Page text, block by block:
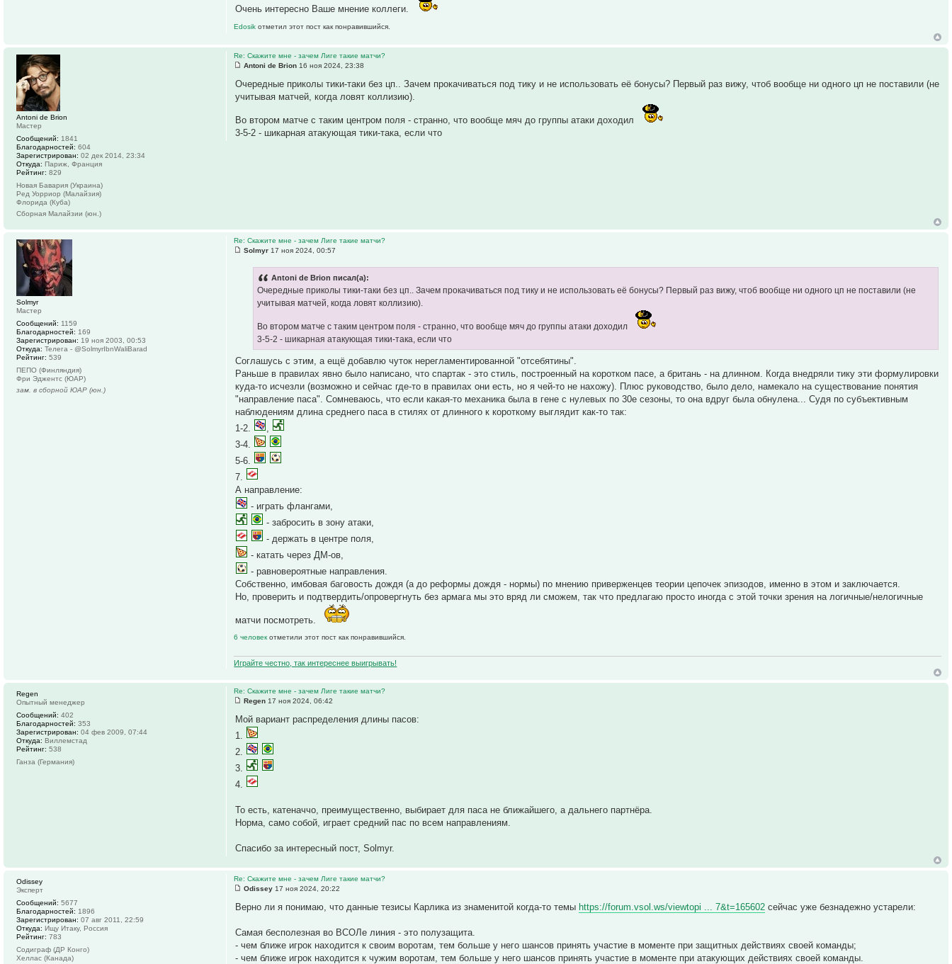
Очень интересно Ваше мнение коллеги.
Edosikотметил этот пост как понравившийся.
Re: Скажите мне - зачем Лиге такие матчи?
Antoni de Brion 16 ноя 2024, 23:38
Очередные приколы тики-таки без цп.. Зачем прокачиваться под тику и не использовать её бонусы? Первый раз вижу, чтоб вообще ни одного цп не поставили (не
учитывая матчей, когда ловят коллизию).
Во втором матче с таким центром поля - странно, что вообще мяч до группы атаки доходил
3-5-2 - шикарная атакующая тики-така, если что
Antoni de Brion
Мастер
Сообщений: 1841
Благодарностей: 604
Зарегистрирован: 02 дек 2014, 23:34
Откуда: Париж, Франция
Рейтинг: 829
Новая Бавария (Украина)
Ред Уорриор (Малайзия)
Флорида (Куба)
Сборная Малайзии (юн.)
Re: Скажите мне - зачем Лиге такие матчи?
Solmyr 17 ноя 2024, 00:57
Antoni de Brion писал(а):
Очередные приколы тики-таки без цп.. Зачем прокачиваться под тику и не использовать её бонусы? Первый раз вижу, чтоб вообще ни одного цп не поставили (не
учитывая матчей, когда ловят коллизию).
Во втором матче с таким центром поля - странно, что вообще мяч до группы атаки доходил
3-5-2 - шикарная атакующая тики-така, если что
Соглашусь с этим, а ещё добавлю чуток нерегламентированной "отсебятины".
Раньше в правилах явно было написано, что спартак - это стиль, построенный на коротком пасе, а британь - на длинном. Когда внедряли тику эти формулировки
куда-то исчезли (возможно и сейчас где-то в правилах они есть, но я чей-то не нахожу). Плюс руководство, было дело, намекало на существование понятия
"направление паса". Сомневаюсь, что если какая-то механика была в гене с нулевых по 30е сезоны, то она вдруг была обнулена... Судя по субъективным
наблюдениям длина среднего паса в стилях от длинного к короткому выглядит как-то так:
1-2.
3-4.
5-6.
7.
А направление:
- играть флангами,
- забросить в зону атаки,
- держать в центре поля,
- катать через ДМ-ов,
- равновероятные направления.
Собственно, имбовая баговость дождя (а до реформы дождя - нормы) по мнению приверженцев теории цепочек эпизодов, именно в этом и заключается.
Но, проверить и подтвердить/опровергнуть без армага мы это вряд ли сможем, так что предлагаю просто иногда с этой точки зрения на логичные/нелогичные
матчи посмотреть.
6 человекотметили этот пост как понравившийся.
Играйте честно, так интереснее выигрывать!
Solmyr
Мастер
Сообщений: 1159
Благодарностей: 169
Зарегистрирован: 19 ноя 2003, 00:53
Откуда: Телега - @SolmyrIbnWaliBarad
Рейтинг: 539
ПЕПО (Финляндия)
Фри Эджентс (ЮАР)
зам. в сборной ЮАР (юн.)
Re: Скажите мне - зачем Лиге такие матчи?
Regen 17 ноя 2024, 06:42
Мой вариант распределения длины пасов:
1.
2.
3.
4.
То есть, катеначчо, преимущественно, выбирает для паса не ближайшего, а дальнего партнёра.
Норма, само собой, играет средний пас по всем направлениям.
Спасибо за интересный пост, Solmyr.
Regen
Опытный менеджер
Сообщений: 402
Благодарностей: 353
Зарегистрирован: 04 фев 2009, 07:44
Откуда: Виллемстад
Рейтинг: 538
Ганза (Германия)
Re: Скажите мне - зачем Лиге такие матчи?
Odissey 17 ноя 2024, 20:22
Верно ли я понимаю, что данные тезисы Карлика из знаменитой когда-то темы https://forum.vsol.ws/viewtopi ... 7&t=165602 сейчас уже безнадежно устарели:
Самая бесполезная во ВСОЛе линия - это полузащита.
- чем ближе игрок находится к своим воротам, тем больше у него шансов принять участие в моменте при защитных действиях своей команды;
- чем ближе игрок находится к чужим воротам, тем больше у него шансов принять участие в моменте при атакующих действиях своей команды.
Odissey
Эксперт
Сообщений: 5677
Благодарностей: 1896
Зарегистрирован: 07 авг 2011, 22:59
Откуда: Ищу Итаку, Россия
Рейтинг: 783
Содиграф (ДР Конго)
Хеллас (Канада)